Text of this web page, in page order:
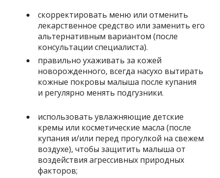
скорректировать меню или отменить
лекарственное средство или заменить его
альтернативным вариантом (после
консультации специалиста).
правильно ухаживать за кожей
новорожденного, всегда насухо вытирать
кожные покровы малыша после купания
и регулярно менять подгузники.
использовать увлажняющие детские
кремы или косметические масла (после
купания и/или перед прогулкой на свежем
воздухе), чтобы защитить малыша от
воздействия агрессивных природных
факторов;